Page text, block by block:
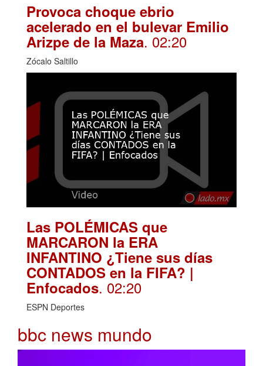
Provoca choque ebrio
acelerado en el bulevar Emilio
Arizpe de la Maza. 02:20
Zócalo Saltillo
Las POLÉMICAS que
MARCARON la ERA
INFANTINO ¿Tiene sus días
CONTADOS en la FIFA? |
Enfocados. 02:20
ESPN Deportes
bbc news mundo